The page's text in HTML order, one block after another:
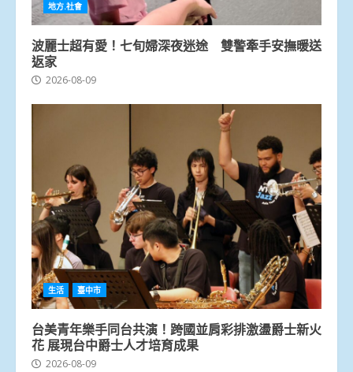
地方.社會
波麗士超有愛！七旬婦深夜迷途 雙警牽手安撫暖送
返家
2026-08-09
生活 臺中市
台美青年樂手同台共演！跨國並肩彩排激盪爵士新火
花 展現台中爵士人才培育成果
2026-08-09